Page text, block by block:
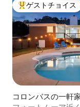
大好評のゲストチ
ゲストチョイス
コロンバスの一軒